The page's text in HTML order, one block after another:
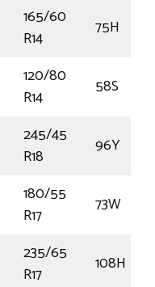
165/60
R14
75H
120/80
R14
58S
245/45
R18
96Y
180/55
R17
73W
235/65
R17
108H